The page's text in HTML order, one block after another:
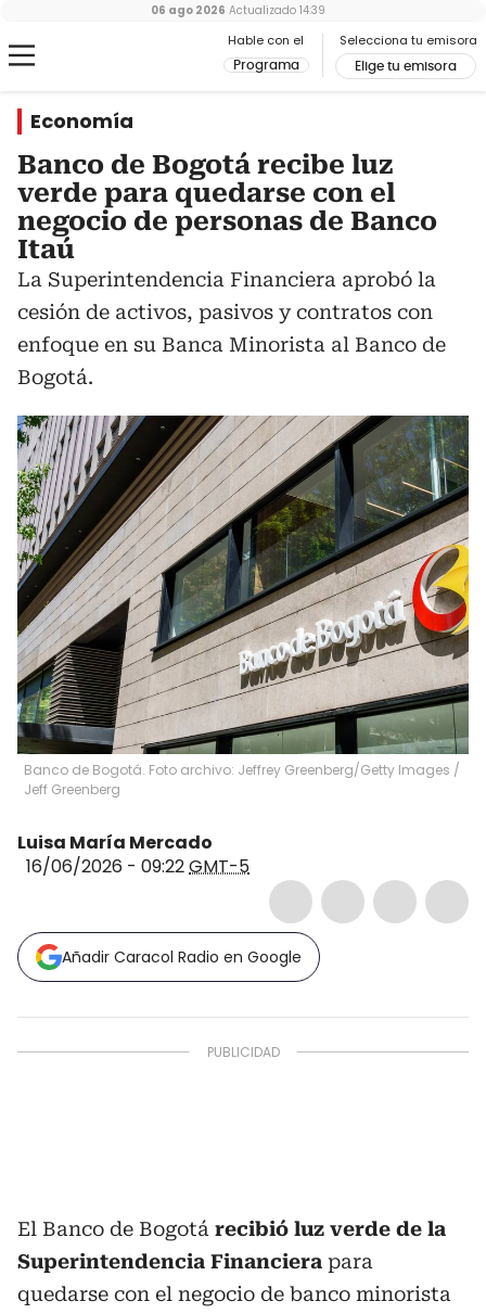
Hable con el
Programa
Selecciona tu emisora
Elige tu emisora
06 ago 2026 Actualizado 14:39
Economía
Banco de Bogotá recibe luz
verde para quedarse con el
negocio de personas de Banco
Itaú
La Superintendencia Financiera aprobó la
cesión de activos, pasivos y contratos con
enfoque en su Banca Minorista al Banco de
Bogotá.
Banco de Bogotá. Foto archivo: Jeffrey Greenberg/Getty Images /
Jeff Greenberg
Luisa María Mercado
16/06/2026 - 09:22GMT-5
Añadir Caracol Radio en Google
El Banco de Bogotá recibió luz verde de la
Superintendencia Financiera para
quedarse con el negocio de banco minorista